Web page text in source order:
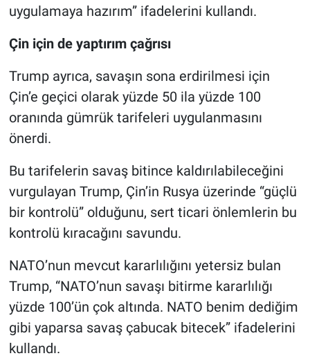
uygulamaya hazırım” ifadelerini kullandı.
Çin için de yaptırım çağrısı
Trump ayrıca, savaşın sona erdirilmesi için
Çin’e geçici olarak yüzde 50 ila yüzde 100
oranında gümrük tarifeleri uygulanmasını
önerdi.
Bu tarifelerin savaş bitince kaldırılabileceğini
vurgulayan Trump, Çin’in Rusya üzerinde “güçlü
bir kontrolü” olduğunu, sert ticari önlemlerin bu
kontrolü kıracağını savundu.
NATO’nun mevcut kararlılığını yetersiz bulan
Trump, “NATO’nun savaşı bitirme kararlılığı
yüzde 100’ün çok altında. NATO benim dediğim
gibi yaparsa savaş çabucak bitecek” ifadelerini
kullandı.